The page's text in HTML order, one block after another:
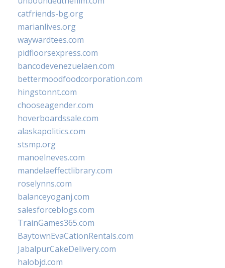
catfriends-bg.org
marianlives.org
waywardtees.com
pidfloorsexpress.com
bancodevenezuelaen.com
bettermoodfoodcorporation.com
hingstonnt.com
chooseagender.com
hoverboardssale.com
alaskapolitics.com
stsmp.org
manoelneves.com
mandelaeffectlibrary.com
roselynns.com
balanceyoganj.com
salesforceblogs.com
TrainGames365.com
BaytownEvaCationRentals.com
JabalpurCakeDelivery.com
halobjd.com